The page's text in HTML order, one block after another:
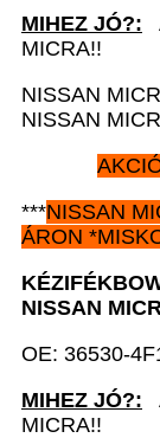
MIHEZ JÓ?:
MICRA!!
NISSAN
NISSAN
***NISSAN
ÁRON *
NISSAN
OE: 36530-
MIHEZ JÓ?:
MICRA!!